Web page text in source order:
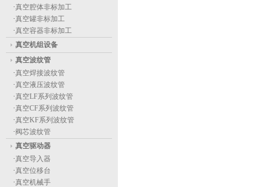
·真空腔体非标加工
·真空罐非标加工
·真空容器非标加工
真空机组设备
真空波纹管
·真空焊接波纹管
·真空液压波纹管
·真空LF系列波纹管
·真空CF系列波纹管
·真空KF系列波纹管
·阀芯波纹管
真空驱动器
·真空导入器
·真空位移台
·真空机械手